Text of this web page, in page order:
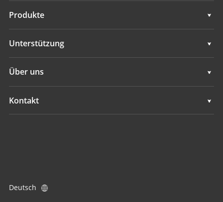
Vermessung und Ingenieurwesen
Hydrographie
GNSS-Ortungsdienste
Produkte
Vermessung und Ingenieurwesen
Hydrographie
Unterstützung
Über uns
Übersicht
Kontakt
Deutsch